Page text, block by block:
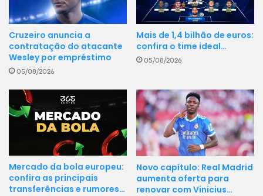
Cruzeiro anuncia a
contratação do atacante
Wesley por empréstimo
05/08/2026
Mais de 1,4 bilhão de euros:
confira o time ideal…
05/08/2026
Mercado da bola europeu:
confira as principais
transferências e rumores…
Novo capítulo: Real Madrid
aumenta oferta para
renovar com Vinicius…